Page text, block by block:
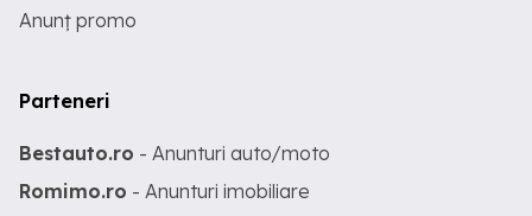
Anunț promo
Parteneri
Bestauto.ro - Anunturi auto/moto
Romimo.ro - Anunturi imobiliare